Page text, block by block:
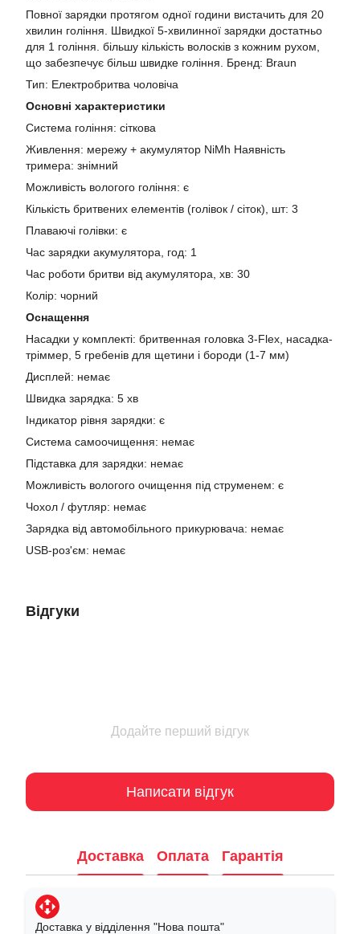
Повної зарядки протягом одної години вистачить для 20
хвилин гоління. Швидкої 5-хвилинної зарядки достатньо
для 1 гоління. більшу кількість волосків з кожним рухом,
що забезпечує більш швидке гоління. Бренд: Braun
Тип: Електробритва чоловіча
Основні характеристики
Система гоління: сіткова
Живлення: мережу + акумулятор NiMh Наявність
тримера: знімний
Можливість вологого гоління: є
Кількість бритвених елементів (голівок / сіток), шт: 3
Плаваючі голівки: є
Час зарядки акумулятора, год: 1
Час роботи бритви від акумулятора, хв: 30
Колір: чорний
Оснащення
Насадки у комплекті: бритвенная головка 3-Flex, насадка-
тріммер, 5 гребенів для щетини і бороди (1-7 мм)
Дисплей: немає
Швидка зарядка: 5 хв
Індикатор рівня зарядки: є
Система самоочищення: немає
Підставка для зарядки: немає
Можливість вологого очищення під струменем: є
Чохол / футляр: немає
Зарядка від автомобільного прикурювача: немає
USB-роз'єм: немає
Відгуки
Додайте перший відгук
Написати відгук
Доставка Оплата Гарантія
Доставка у відділення "Нова пошта"